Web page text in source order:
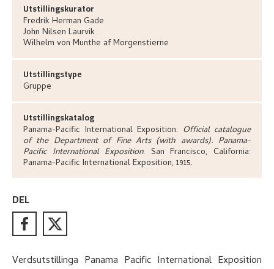
Utstillingskurator
Fredrik Herman Gade
John Nilsen Laurvik
Wilhelm von Munthe af Morgenstierne
Utstillingstype
Gruppe
Utstillingskatalog
Panama-Pacific International Exposition. Official catalogue
of the Department of Fine Arts (with awards). Panama-
Pacific International Exposition. San Francisco, California:
Panama-Pacific International Exposition, 1915.
DEL
Verdsutstillinga Panama Pacific International Exposition